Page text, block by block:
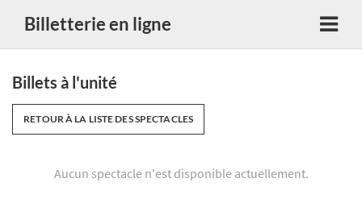
Billetterie en ligne
Billets à l'unité
RETOUR À LA LISTE DES SPECTACLES
Aucun spectacle n'est disponible actuellement.